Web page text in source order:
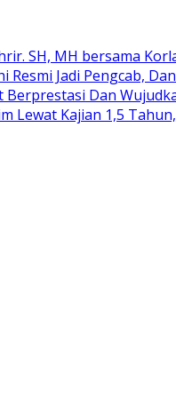
SH, MH bersama
Resmi Jadi Pengcab,
Berprestasi Dan
Lewat Kajian 1,5